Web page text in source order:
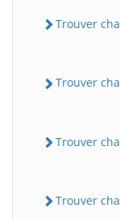
Trouver
Trouver
Trouver
Trouver